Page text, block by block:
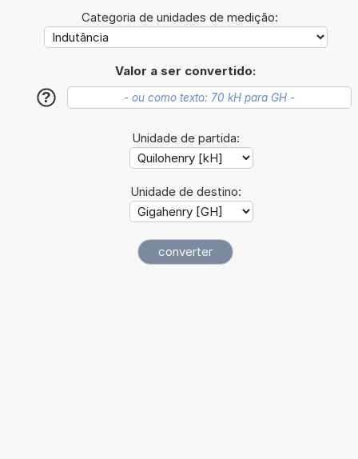
Categoria de unidades de medição:
Valor a ser convertido:
?
Unidade de partida:
Unidade de destino: